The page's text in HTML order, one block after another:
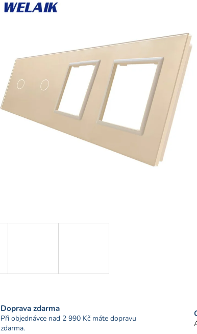
je
0,0
Doprava zdarma
Při objednávce nad 2 990 Kč máte dopravu
zdarma.